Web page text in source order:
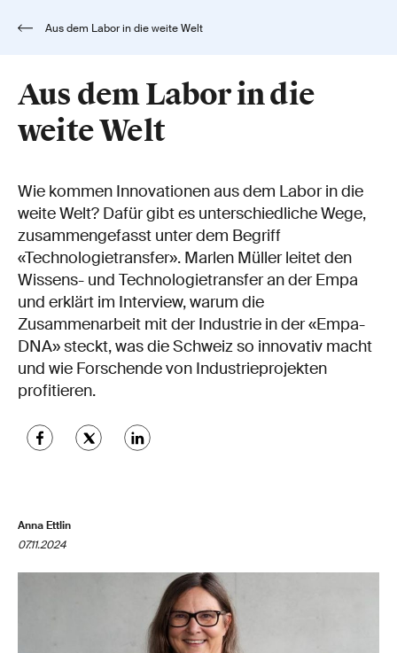
Aus dem Labor in die weite Welt
Aus dem Labor in die
weite Welt
Wie kommen Innovationen aus dem Labor in die
weite Welt? Dafür gibt es unterschiedliche Wege,
zusammengefasst unter dem Begriff
«Technologietransfer». Marlen Müller leitet den
Wissens- und Technologietransfer an der Empa
und erklärt im Interview, warum die
Zusammenarbeit mit der Industrie in der «Empa-
DNA» steckt, was die Schweiz so innovativ macht
und wie Forschende von Industrieprojekten
profitieren.
Anna Ettlin
07.11.2024